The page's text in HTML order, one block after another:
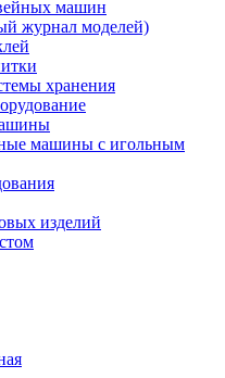
машин
журнал моделей)
хранения
машины с игольным
изделий